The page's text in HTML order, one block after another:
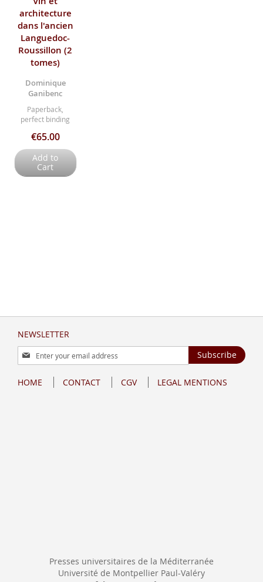
architecture
dans l'ancien
Languedoc-
Roussillon (2
tomes)
Dominique
Ganibenc
Paperback,
perfect binding
€65.00
Add to
Cart
NEWSLETTER
Sign
Up
Our
Subscribe
HOME CONTACT CGV LEGAL MENTIONS
Presses universitaires de la Méditerranée
Université de Montpellier Paul-Valéry